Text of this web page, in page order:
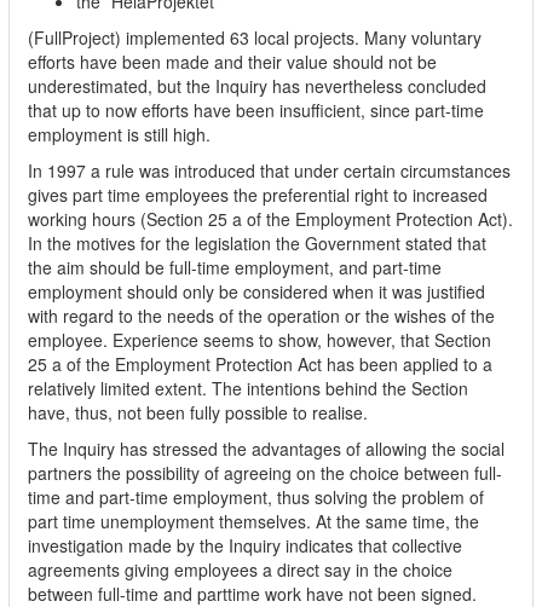
(FullProject) implemented 63 local projects. Many voluntary
efforts have been made and their value should not be
underestimated, but the Inquiry has nevertheless concluded
that up to now efforts have been insufficient, since part-time
employment is still high.
In 1997 a rule was introduced that under certain circumstances
gives part time employees the preferential right to increased
working hours (Section 25 a of the Employment Protection Act).
In the motives for the legislation the Government stated that
the aim should be full-time employment, and part-time
employment should only be considered when it was justified
with regard to the needs of the operation or the wishes of the
employee. Experience seems to show, however, that Section
25 a of the Employment Protection Act has been applied to a
relatively limited extent. The intentions behind the Section
have, thus, not been fully possible to realise.
The Inquiry has stressed the advantages of allowing the social
partners the possibility of agreeing on the choice between full-
time and part-time employment, thus solving the problem of
part time unemployment themselves. At the same time, the
investigation made by the Inquiry indicates that collective
agreements giving employees a direct say in the choice
between full-time and parttime work have not been signed.